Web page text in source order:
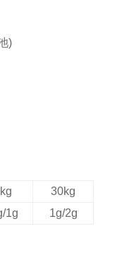
)
30kg
1g
1g/2g